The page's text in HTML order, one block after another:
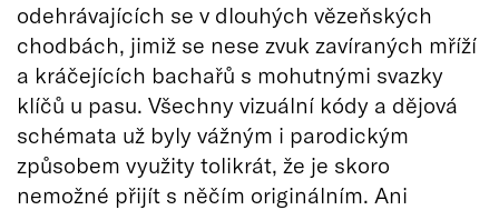
odehrávajících se v dlouhých vězeňských
chodbách, jimiž se nese zvuk zavíraných mříží
a kráčejících bachařů s mohutnými svazky
klíčů u pasu. Všechny vizuální kódy a dějová
schémata už byly vážným i parodickým
způsobem využity tolikrát, že je skoro
nemožné přijít s něčím originálním. Ani